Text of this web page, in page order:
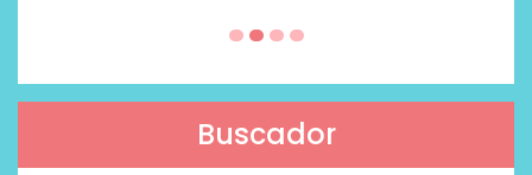
Buscador